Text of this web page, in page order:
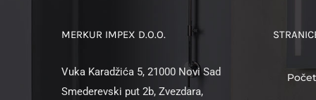
MERKUR IMPEX D.O.O.
Vuka Karadžića 5, 21000 Novi Sad
Smederevski put 2b, Zvezdara,